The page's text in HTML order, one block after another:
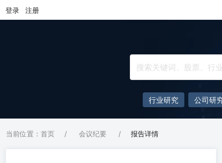
登录 注册
行业研究 公司研
当前位置：首页 / 会议纪要 / 报告详情